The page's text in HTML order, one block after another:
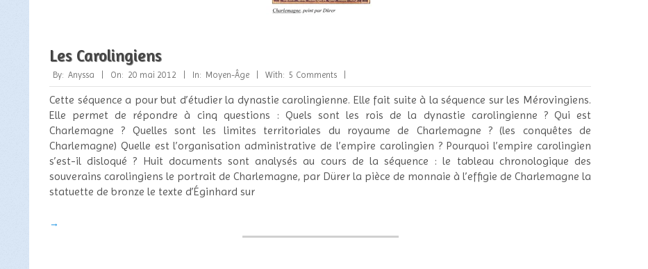
Les Carolingiens
2012-
05-
20
By: Anyssa On: 20 mai 2012 In: Moyen-Âge With: 5 Comments
Cette séquence a pour but d’étudier la dynastie carolingienne. Elle fait suite à la séquence sur les Mérovingiens.
Elle permet de répondre à cinq questions : Quels sont les rois de la dynastie carolingienne ? Qui est
Charlemagne ? Quelles sont les limites territoriales du royaume de Charlemagne ? (les conquêtes de
Charlemagne) Quelle est l’organisation administrative de l’empire carolingien ? Pourquoi l’empire carolingien
s’est-il disloqué ? Huit documents sont analysés au cours de la séquence : le tableau chronologique des
souverains carolingiens le portrait de Charlemagne, par Dürer la pièce de monnaie à l’effigie de Charlemagne la
statuette de bronze le texte d’Éginhard sur
→